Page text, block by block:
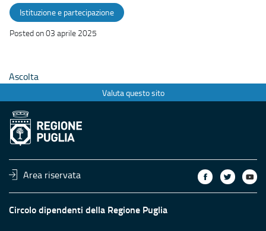
Istituzione e partecipazione
Posted on 03 aprile 2025
Ascolta
Valuta questo sito
Area riservata
Circolo dipendenti della Regione Puglia